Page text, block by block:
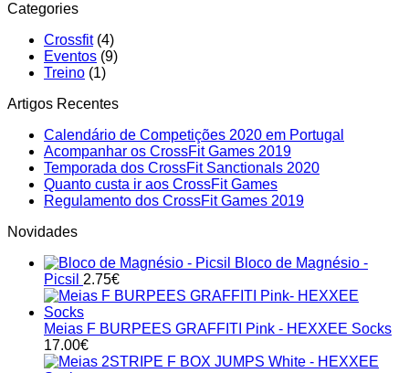
Categories
Crossfit(4)
Eventos (9)
Treino (1)
Artigos Recentes
Calendário de Competições 2020 em Portugal
Portugal
Acompanhar os CrossFit Games 2019No
Comments
Acompanhar
2019
Temporada dos CrossFit Sanctionals 2020No
Sanctionals
Quanto custa ir aos CrossFit GamesNo
Comments
ir
CrossFit
Regulamento dos CrossFit Games 2019No
dos
Games
Novidades
Bloco de Magnésio -
Picsil 2.75€
Meias F BURPEES GRAFFITI Pink - HEXXEE Socks
17.00€